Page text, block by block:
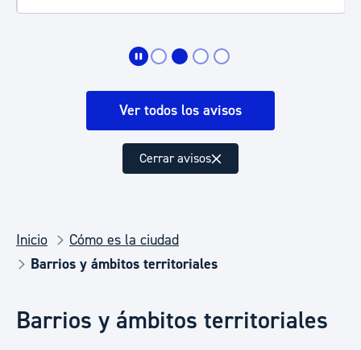
Ver todos los avisos
Cerrar avisos
Inicio
Cómo es la ciudad
Barrios y ámbitos territoriales
Barrios y ámbitos territoriales